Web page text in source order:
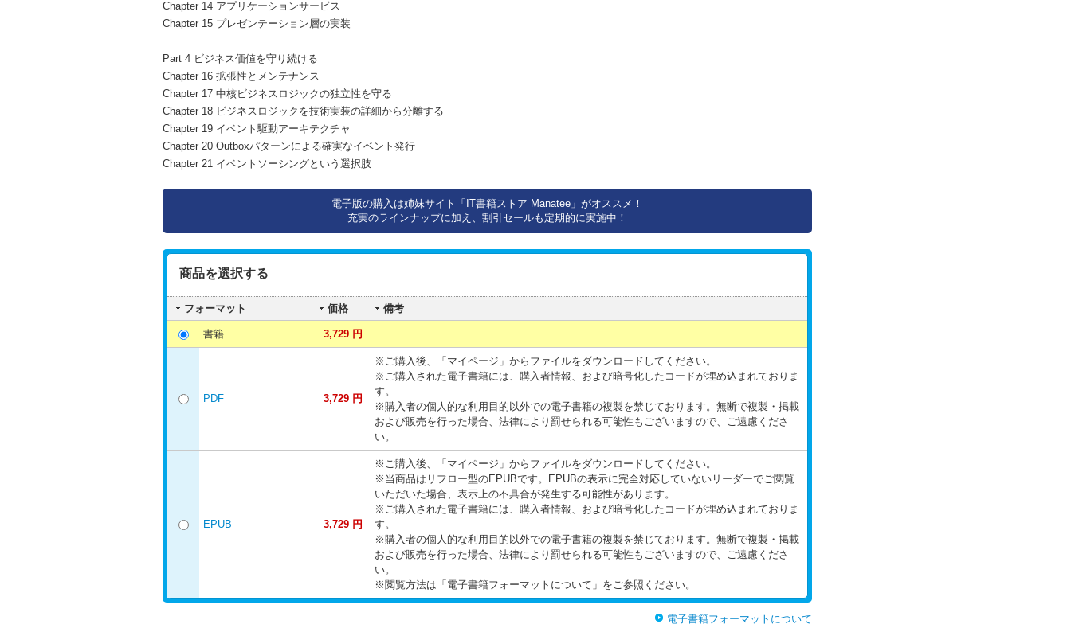
Chapter 14 アプリケーションサービス
Chapter 15 プレゼンテーション層の実装
Part 4 ビジネス価値を守り続ける
Chapter 16 拡張性とメンテナンス
Chapter 17 中核ビジネスロジックの独立性を守る
Chapter 18 ビジネスロジックを技術実装の詳細から分離する
Chapter 19 イベント駆動アーキテクチャ
Chapter 20 Outboxパターンによる確実なイベント発行
Chapter 21 イベントソーシングという選択肢
電子版の購入は姉妹サイト「IT書籍ストア Manatee」がオススメ！
充実のラインナップに加え、割引セールも定期的に実施中！
商品を選択する
フォーマット 価格 備考
書籍 3,729 円
PDF 3,729 円
※ご購入後、「マイページ」からファイルをダウンロードしてください。
※ご購入された電子書籍には、購入者情報、および暗号化したコードが埋め込まれておりま
す。
※購入者の個人的な利用目的以外での電子書籍の複製を禁じております。無断で複製・掲載
および販売を行った場合、法律により罰せられる可能性もございますので、ご遠慮くださ
い。
EPUB 3,729 円
※ご購入後、「マイページ」からファイルをダウンロードしてください。
※当商品はリフロー型のEPUBです。EPUBの表示に完全対応していないリーダーでご閲覧
いただいた場合、表示上の不具合が発生する可能性があります。
※ご購入された電子書籍には、購入者情報、および暗号化したコードが埋め込まれておりま
す。
※購入者の個人的な利用目的以外での電子書籍の複製を禁じております。無断で複製・掲載
および販売を行った場合、法律により罰せられる可能性もございますので、ご遠慮くださ
い。
※閲覧方法は「電子書籍フォーマットについて」をご参照ください。
電子書籍フォーマットについて